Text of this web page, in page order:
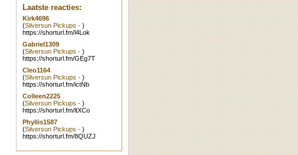
Laatste reacties:
Kirk4696
(Silversun Pickups - )
https://shorturl.fm/l4Lok
Gabriel1309
(Silversun Pickups - )
https://shorturl.fm/GEg7T
Cleo1164
(Silversun Pickups - )
https://shorturl.fm/ictNb
Colleen2225
(Silversun Pickups - )
https://shorturl.fm/ltXCo
Phyllis1587
(Silversun Pickups - )
https://shorturl.fm/8QUZJ